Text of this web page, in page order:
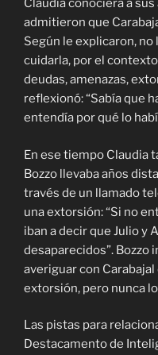
Claudia conociera a
admitieron que
Según le explicaron, no
cuidarla, por el
deudas, amenazas,
reflexionó: “Sabía que
entendía por qué lo
En ese tiempo Claudia
Bozzo llevaba años
través de un llamado
una extorsión: “Si no
iban a decir que Julio y
desaparecidos”.
averiguar con
extorsión, pero nunca
Las pistas para
Destacamento de